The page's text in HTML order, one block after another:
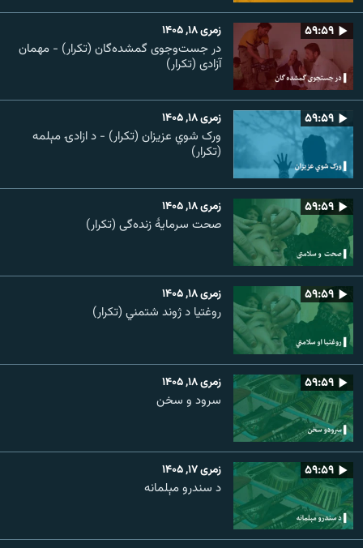
۵۹:۵۹ زمری ۱۸, ۱۴۰۵
در جست‌وجوی گمشده‌گان (تکرار) - مهمان
آزادی (تکرار)
۵۹:۵۹ زمری ۱۸, ۱۴۰۵
ورک شوي عزیزان (تکرار) - د ازادۍ مېلمه
(تکرار)
۵۹:۵۹ زمری ۱۸, ۱۴۰۵
صحت سرمایۀ زنده‌گی (تکرار)
۵۹:۵۹ زمری ۱۸, ۱۴۰۵
روغتیا د ژوند شتمني (تکرار)
۵۹:۵۹ زمری ۱۸, ۱۴۰۵
سرود و سخن
۵۹:۵۹ زمری ۱۷, ۱۴۰۵
د سندرو مېلمانه